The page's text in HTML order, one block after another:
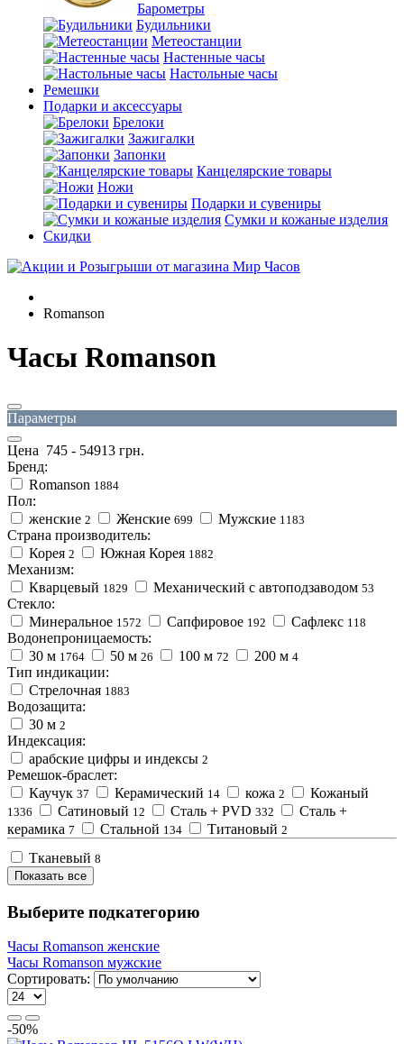
Барометры
Будильники
Метеостанции
Настенные часы
Настольные часы
Ремешки
Подарки и аксессуары
Брелоки
Зажигалки
Запонки
Канцелярские товары
Ножи
Подарки и сувениры
Сумки и кожаные изделия
Скидки
Romanson
Часы Romanson
Параметры
Цена 745 - 54913 грн.
Бренд:
Romanson 1884
Пол:
женские 2 Женские 699 Мужские 1183
Страна производитель:
Корея 2 Южная Корея 1882
Механизм:
Кварцевый 1829 Механический с автоподзаводом 53
Стекло:
Минеральное 1572 Сапфировое 192 Сафлекс 118
Водонепроницаемость:
30 м 1764 50 м 26 100 м 72 200 м 4
Тип индикации:
Стрелочная 1883
Водозащита:
30 м 2
Индексация:
арабские цифры и индексы 2
Ремешок-браслет:
Каучук 37 Керамический 14 кожа 2 Кожаный
1336 Сатиновый 12 Сталь + PVD 332
Сталь +
керамика 7 Стальной 134 Титановый 2
Тканевый 8
Показать все
Выберите подкатегорию
Часы Romanson женские
Часы Romanson мужские
Сортировать:
-50%